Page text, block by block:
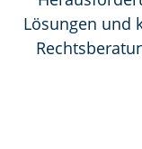
Lösungen und